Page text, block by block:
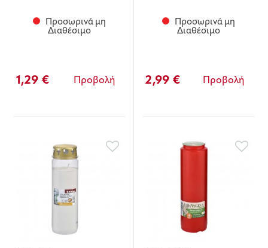
Προσωρινά μη
Διαθέσιμο
1,29 € Προβολή
Προσωρινά μη
Διαθέσιμο
2,99 € Προβολή